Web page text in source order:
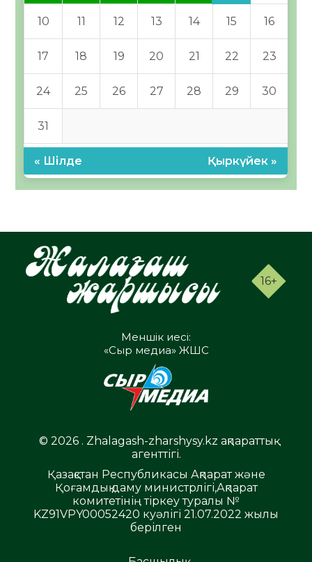
10 11 12 13 14 15 16
17 18 19 20 21 22 23
24 25 26 27 28 29 30
31
« Шілде Қыркүйек »
16+
Меншік иесі:
«Сыр медиа» ЖШС
© 2026 . Zhalagash-zharshysy.kz ақпараттық
агенттігі.
Қазақстан Республикасы Ақпарат және
Қоғамдық даму министрлігі,Ақпарат
комитетінің тіркеу туралы №
KZ91VPY00052420 куәлігі 21.07.2022 жылы
берілген